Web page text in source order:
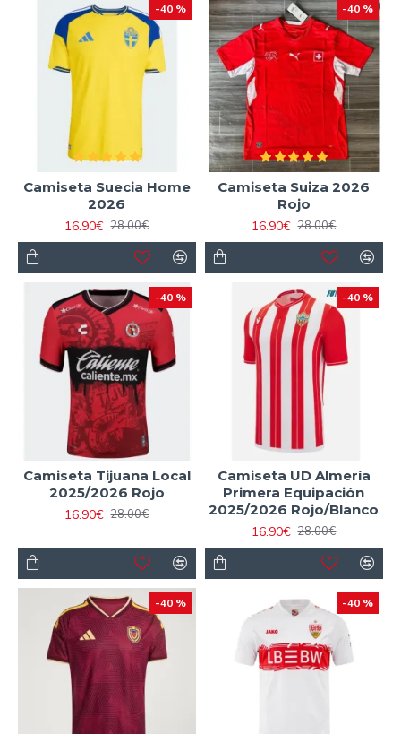
-40 %
Camiseta Suecia Home
2026
16.90€ 28.00€
-40 %
Camiseta Suiza 2026
Rojo
16.90€ 28.00€
-40 %
Camiseta Tijuana Local
2025/2026 Rojo
16.90€ 28.00€
-40 %
Camiseta UD Almería
Primera Equipación
2025/2026 Rojo/Blanco
16.90€ 28.00€
-40 % -40 %